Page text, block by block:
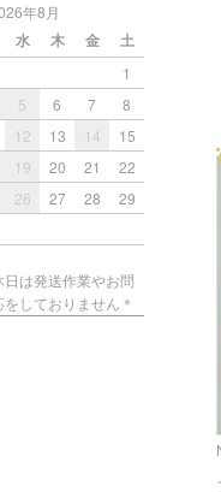
年8月
水 木 金 土
1
5 6 7
8
12 13 14
15
19 20 21
22
26 27 28
29
は発送作業やお問
しておりません＊